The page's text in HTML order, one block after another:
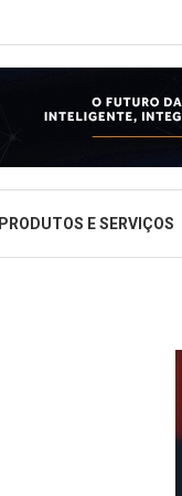
PRODUTOS E SERVIÇOS